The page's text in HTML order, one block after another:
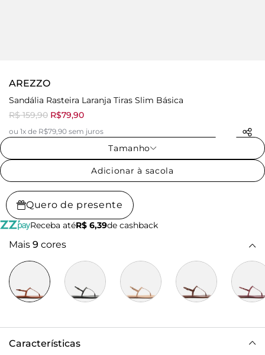
AREZZO
Sandália Rasteira Laranja Tiras Slim Básica
R$ 159,90 R$79,90
ou 1x de R$79,90 sem juros
Tamanho
Adicionar à sacola
Quero de presente
Receba atéR$ 6,39de cashback
Mais 9 cores
Características